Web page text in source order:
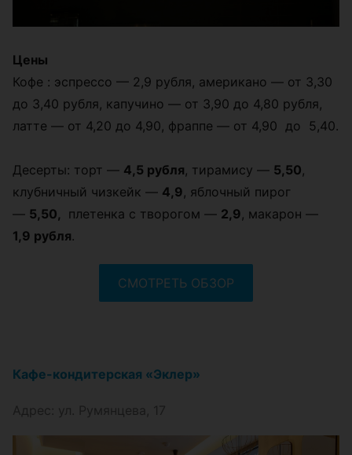
Цены
Кофе : эспрессо — 2,9 рубля, американо — от 3,30
до 3,40 рубля, капучино — от 3,90 до 4,80 рубля,
латте — от 4,20 до 4,90, фраппе — от 4,90 до 5,40.
Десерты: торт — 4,5 рубля, тирамису — 5,50,
клубничный чизкейк — 4,9, яблочный пирог
— 5,50, плетенка с творогом — 2,9, макарон —
1,9 рубля.
СМОТРЕТЬ ОБЗОР
Кафе-кондитерская «Эклер»
Адрес: ул. Румянцева, 17